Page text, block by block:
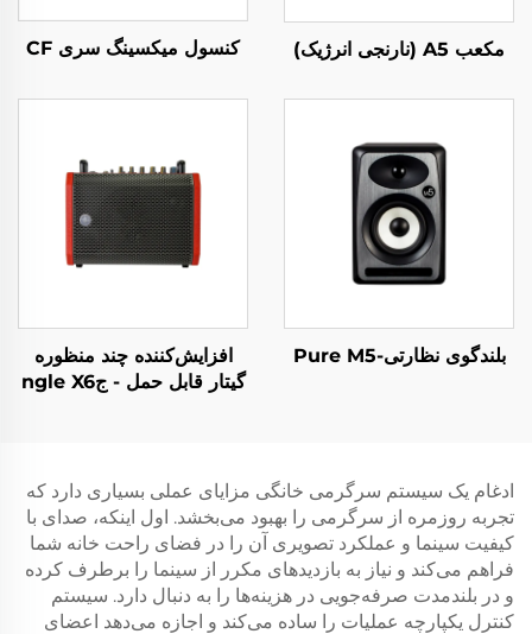
مکعب A5 (نارنجی انرژیک) کنسول میکسینگ سری CF
بلندگوی نظارتی-Pure M5
افزایش‌کننده چند منظوره
گیتار قابل حمل - جngle X6
ادغام یک سیستم سرگرمی خانگی مزایای عملی بسیاری دارد که
تجربه روزمره از سرگرمی را بهبود می‌بخشد. اول اینکه، صدای با
کیفیت سینما و عملکرد تصویری آن را در فضای راحت خانه شما
فراهم می‌کند و نیاز به بازدیدهای مکرر از سینما را برطرف کرده
و در بلندمدت صرفه‌جویی در هزینه‌ها را به دنبال دارد. سیستم
کنترل یکپارچه عملیات را ساده می‌کند و اجازه می‌دهد اعضای